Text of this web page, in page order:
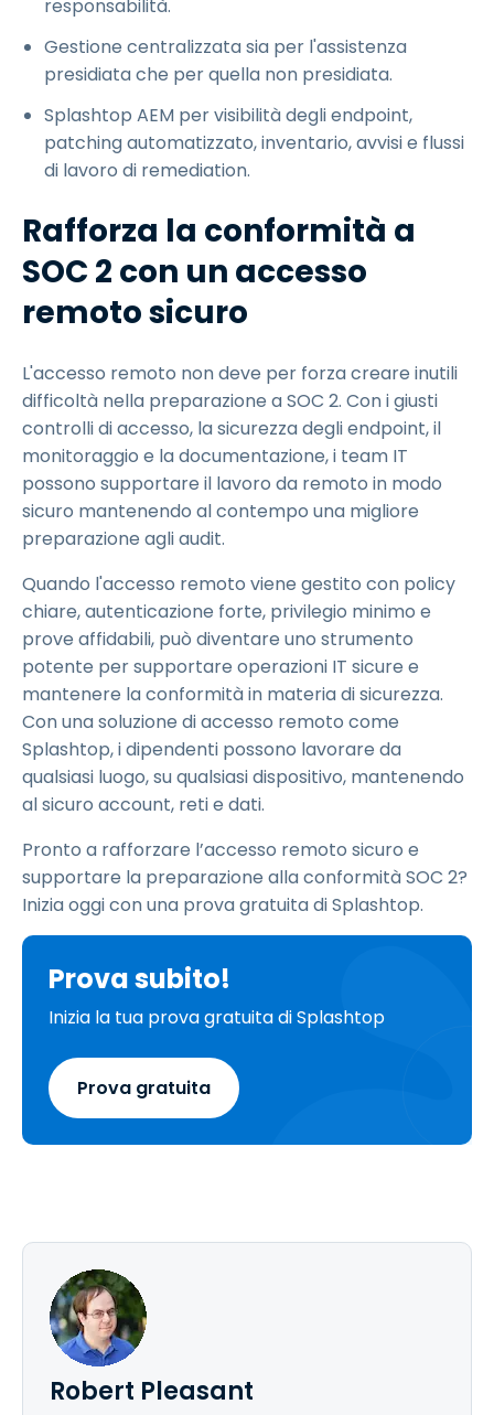
responsabilità.
Gestione centralizzata sia per l'assistenza
presidiata che per quella non presidiata.
Splashtop AEM per visibilità degli endpoint,
patching automatizzato, inventario, avvisi e flussi
di lavoro di remediation.
Rafforza la conformità a
SOC 2 con un accesso
remoto sicuro
L'accesso remoto non deve per forza creare inutili
difficoltà nella preparazione a SOC 2. Con i giusti
controlli di accesso, la sicurezza degli endpoint, il
monitoraggio e la documentazione, i team IT
possono supportare il lavoro da remoto in modo
sicuro mantenendo al contempo una migliore
preparazione agli audit.
Quando l'accesso remoto viene gestito con policy
chiare, autenticazione forte, privilegio minimo e
prove affidabili, può diventare uno strumento
potente per supportare operazioni IT sicure e
mantenere la conformità in materia di sicurezza.
Con una soluzione di accesso remoto come
Splashtop, i dipendenti possono lavorare da
qualsiasi luogo, su qualsiasi dispositivo, mantenendo
al sicuro account, reti e dati.
Pronto a rafforzare l’accesso remoto sicuro e
supportare la preparazione alla conformità SOC 2?
Inizia oggi con una prova gratuita di Splashtop.
Prova subito!
Inizia la tua prova gratuita di Splashtop
Prova gratuita
Robert Pleasant